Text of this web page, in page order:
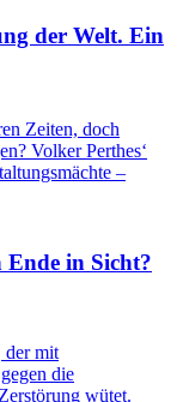
der Welt. Ein
Zeiten, doch
Volker Perthes‘
–
in Sicht?
der mit
die
wütet.